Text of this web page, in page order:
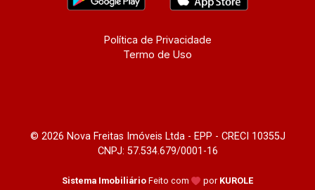
Política de Privacidade
Termo de Uso
© 2026 Nova Freitas Imóveis Ltda - EPP - CRECI 10355J
CNPJ: 57.534.679/0001-16
Sistema Imobiliário Feito com por KUROLE